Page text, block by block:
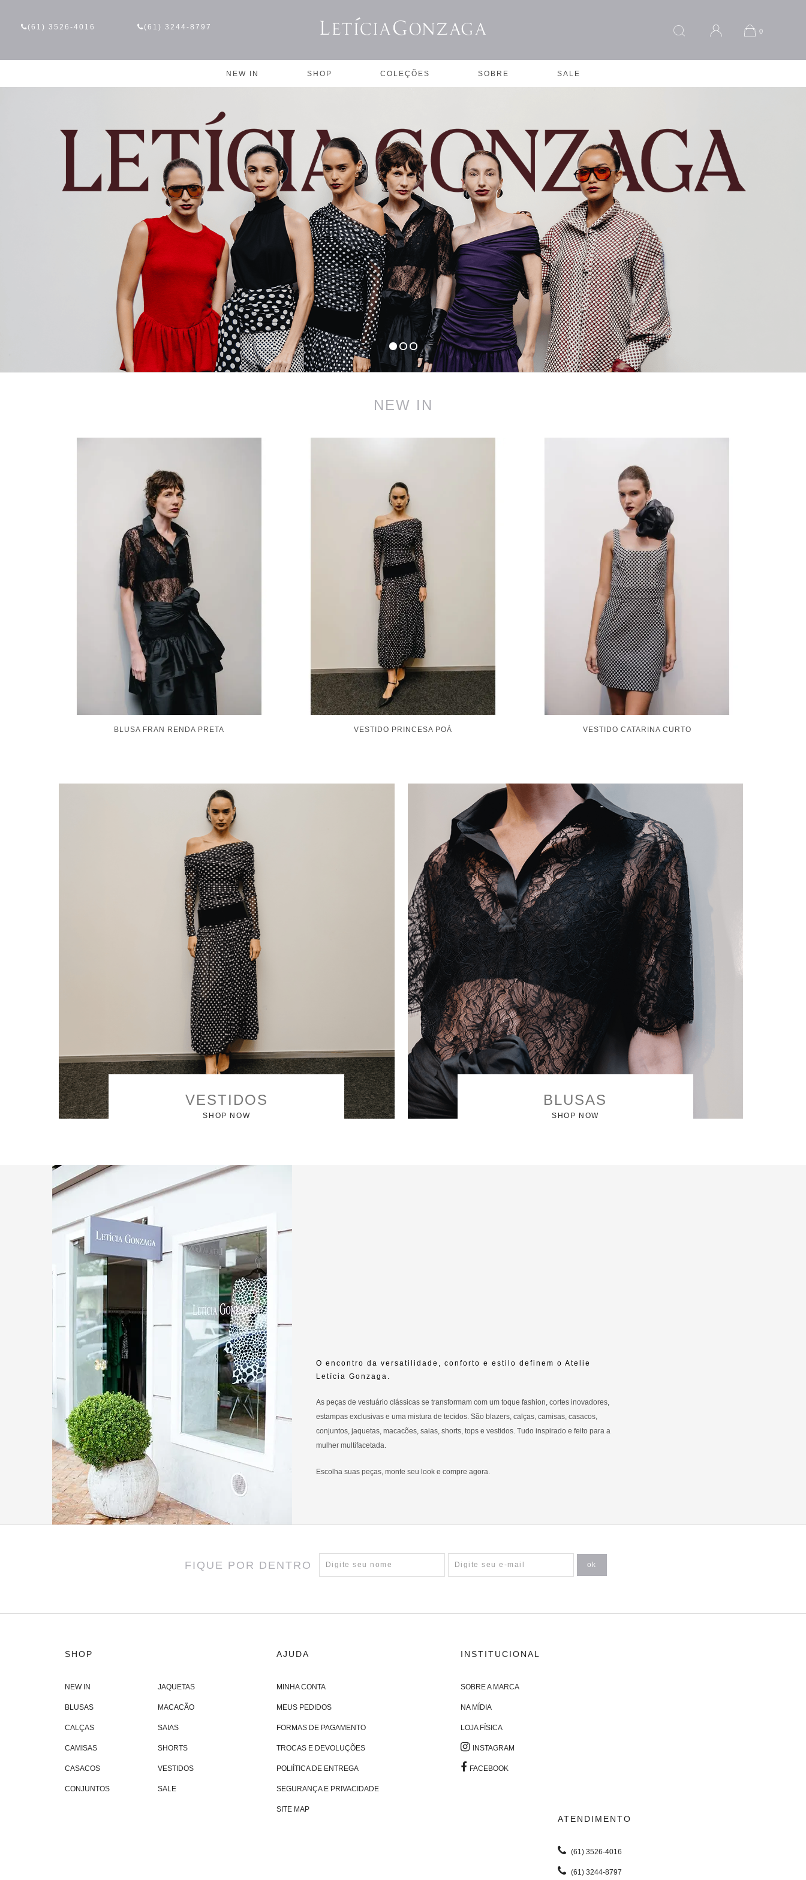
(61) 3526-4016 (61) 3244-8797 0
NEW IN SHOP COLEÇÕES SOBRE SALE
NEW IN
VESTIDO PRINCESA POÁ VESTIDO CATARINA CURTO CALÇA LEGGING ISABELA
VESTIDOS
SHOP NOW
BLUSAS
SHOP NOW
O encontro da versatilidade, conforto e estilo definem o Atelie
Letícia Gonzaga.
As peças de vestuário clássicas se transformam com um toque fashion, cortes inovadores,
estampas exclusivas e uma mistura de tecidos. São blazers, calças, camisas, casacos,
conjuntos, jaquetas, macacões, saias, shorts, tops e vestidos. Tudo inspirado e feito para a
mulher multifacetada.
Escolha suas peças, monte seu look e compre agora.
FIQUE POR DENTRO
SHOP
NEW IN
BLUSAS
CALÇAS
CAMISAS
CASACOS
CONJUNTOS
JAQUETAS
MACACÃO
SAIAS
SHORTS
VESTIDOS
SALE
AJUDA
MINHA CONTA
MEUS PEDIDOS
FORMAS DE PAGAMENTO
TROCAS E DEVOLUÇÕES
POLIÍTICA DE ENTREGA
SEGURANÇA E PRIVACIDADE
SITE MAP
INSTITUCIONAL
SOBRE A MARCA
NA MÍDIA
LOJA FÍSICA
INSTAGRAM
FACEBOOK
ATENDIMENTO
(61) 3526-4016
(61) 3244-8797